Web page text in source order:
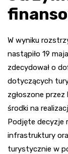
W wyniku
nastąpiło 19
zdecydował o
dotyczących
zgłoszone
środki na
Podjęte decyzje
infrastruktury
turystycznie w